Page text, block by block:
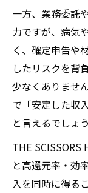
一方、業務委託
力ですが、病気
く、確定申告や
したリスクを背
少なくありませ
で「安定した収
と言えるでしょう
THE SCISSORS
と高還元率・効
入を同時に得る